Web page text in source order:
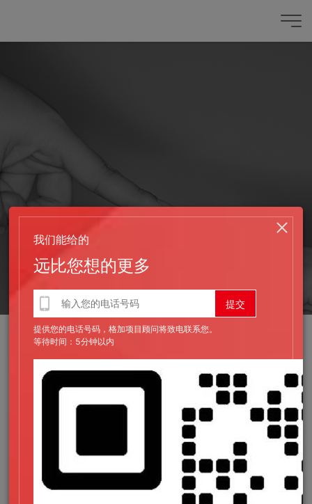
发布时间：2023-08-25
半导体网站建设应该怎么做呢？
半导体行业是一个快速发展的行业，随着技术的不断创新和
进步，半导体的应用领域越来越广泛。随着半导体行业的不断发
展，半导体行业的网站建设需求量也会比较大的，那么
半导体网
展示产品和技术：半导体网站建设能够帮助企业展示自己的
产品和技术，让客户更好地了解企业的实力和优势。同时，网站
还可以提供更加详细的产品信息和技术文档，满足客户对于产品
我们能给的
远比您想的更多
提供您的电话号码，格加项目顾问将致电联系您。
等待时间：5分钟以内